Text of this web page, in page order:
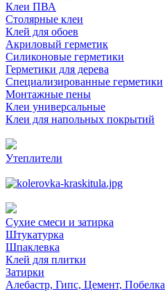
Клеи ПВА
Столярные клеи
Клей для обоев
Акриловый герметик
Силиконовые герметики
Герметики для дерева
Специализированные герметики
Монтажные пены
Клеи универсальные
Клеи для напольных покрытий
Утеплители
Сухие смеси и затирка
Штукатурка
Шпаклевка
Клей для плитки
Затирки
Алебастр, Гипс, Цемент, Побелка